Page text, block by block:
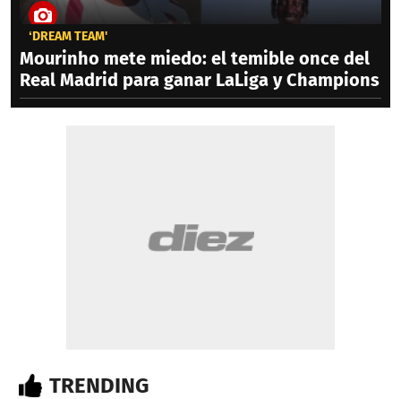
‘DREAM TEAM'
Mourinho mete miedo: el temible once del
Real Madrid para ganar LaLiga y Champions
TRENDING